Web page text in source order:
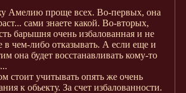
Амелию проще всех. Во-первых, она
сами знаете какой. Во-вторых,
барышня очень избалованная и не
в чем-либо отказывать. А если еще и
она будет восстанавливать кому-то
стоит учитывать опять же очень
к обьекту. За счет избалованности.